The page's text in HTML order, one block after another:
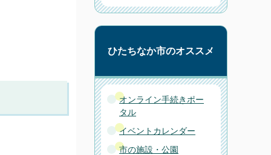
ひたちなか市のオススメ
オンライン手続きポー
タル
イベントカレンダー
市の施設・公園